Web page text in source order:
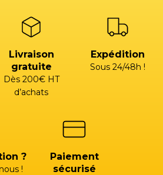
Livraison
gratuite
Dès 200€ HT
d’achats
Expédition
Sous 24/48h !
?
!
Paiement
sécurisé